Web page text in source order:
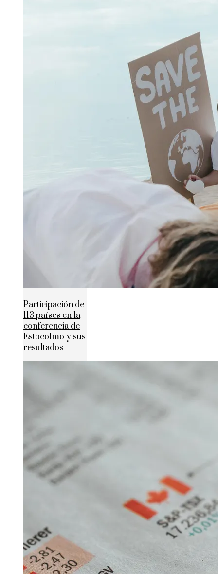
Participación de
113 países en la
conferencia de
Estocolmo y sus
resultados